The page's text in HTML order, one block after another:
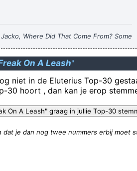
Jacko, Where Did That Come From? Some
A Heart And I Have Feelings I Feel That
To Me It´s Not Nice
mensen: zij die me graag zien en zij die
off kunnen fucken
liefde en humor worden geleefd, liefde
met Rob Willems, Mark Ouwens,
On A Leash"
niet in de Eluterius Top-30
30 hoort , dan kan je erop
dat je dan nog twee nummers erbij moet